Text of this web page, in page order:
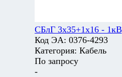
СБлГ 3х35+1х16 - 1кВ
Код ЭА: 0376-4293
Категория: Кабель
По запросу
-